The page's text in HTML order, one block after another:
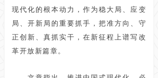
现代化的根本动力，作为稳大局、应变
局、开新局的重要抓手，把准方向、守
正创新、真抓实干，在新征程上谱写改
革开放新篇章。